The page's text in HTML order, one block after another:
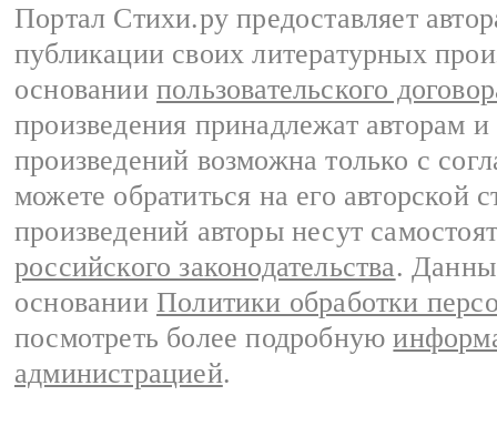
Портал Стихи.ру предоставляет
публикации своих литературных
основании пользовательского
произведения принадлежат авторам
произведений возможна только с
можете обратиться на его авторской
произведений авторы несут
российского законодательства.
основании Политики обработки
посмотреть более подробную
администрацией.